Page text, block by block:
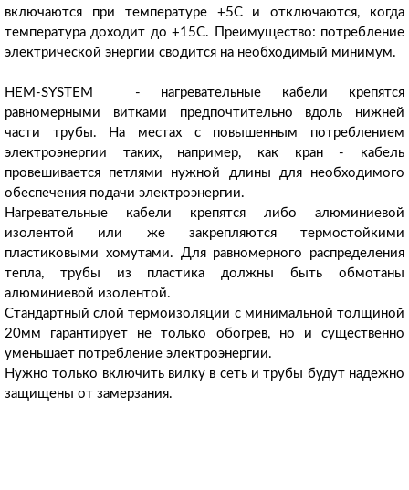
включаются при температуре +5C и отключаются, когда
температура доходит до +15C. Преимущество: потребление
электрической энергии сводится на необходимый минимум.
HEM-SYSTEM - нагревательные кабели крепятся
равномерными витками предпочтительно вдоль нижней
части трубы. На местах с повышенным потреблением
электроэнергии таких, например, как кран - кабель
провешивается петлями нужной длины для необходимого
обеспечения подачи электроэнергии.
Нагревательные кабели крепятся либо алюминиевой
изолентой или же закрепляются термостойкими
пластиковыми хомутами. Для равномерного распределения
тепла, трубы из пластика должны быть обмотаны
алюминиевой изолентой.
Стандартный слой термоизоляции с минимальной толщиной
20мм гарантирует не только обогрев, но и существенно
уменьшает потребление электроэнергии.
Нужно только включить вилку в сеть и трубы будут надежно
защищены от замерзания.